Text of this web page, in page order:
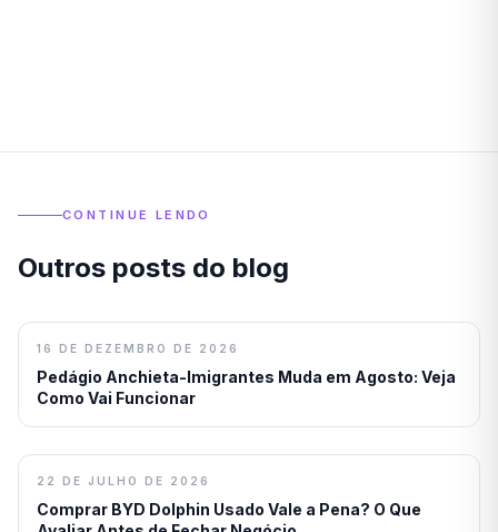
CONTINUE LENDO
Outros posts do blog
16 DE DEZEMBRO DE 2026
Pedágio Anchieta-Imigrantes Muda em Agosto: Veja
Como Vai Funcionar
22 DE JULHO DE 2026
Comprar BYD Dolphin Usado Vale a Pena? O Que